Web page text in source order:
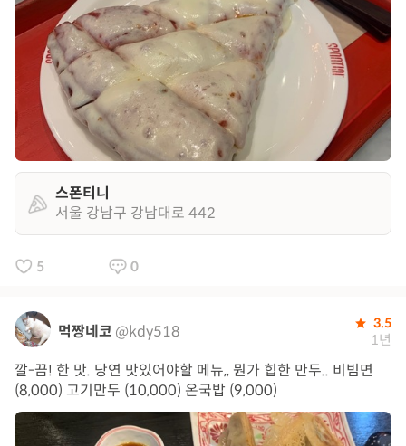
스폰티니
서울 강남구 강남대로 442
5 0
먹짱네코 @kdy518 3.5
1년
깔-끔! 한 맛. 당연 맛있어야할 메뉴,, 뭔가 힙한 만두.. 비빔면
(8,000) 고기만두 (10,000) 온국밥 (9,000)